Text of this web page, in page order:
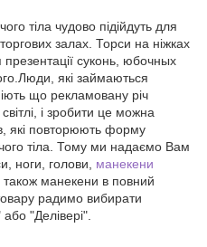
тіла чудово підійдуть для
залах. Торси на ніжках
суконь, юбочных
які займаються
що рекламовану річ
і зробити це можна
які повторюють форму
тіла. Тому ми надаємо Вам
ноги, голови, манекени
також манекени в повний
радимо вибирати
"Делівері".